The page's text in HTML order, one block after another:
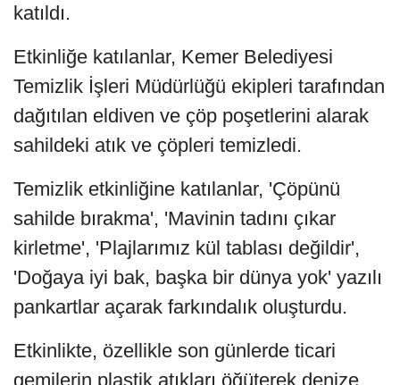
katıldı.
Etkinliğe katılanlar, Kemer Belediyesi
Temizlik İşleri Müdürlüğü ekipleri tarafından
dağıtılan eldiven ve çöp poşetlerini alarak
sahildeki atık ve çöpleri temizledi.
Temizlik etkinliğine katılanlar, 'Çöpünü
sahilde bırakma', 'Mavinin tadını çıkar
kirletme', 'Plajlarımız kül tablası değildir',
'Doğaya iyi bak, başka bir dünya yok' yazılı
pankartlar açarak farkındalık oluşturdu.
Etkinlikte, özellikle son günlerde ticari
gemilerin plastik atıkları öğüterek denize